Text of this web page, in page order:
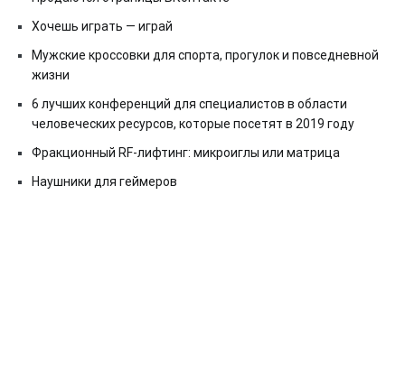
Хочешь играть — играй
Мужские кроссовки для спорта, прогулок и повседневной
жизни
6 лучших конференций для специалистов в области
человеческих ресурсов, которые посетят в 2019 году
Фракционный RF-лифтинг: микроиглы или матрица
Наушники для геймеров